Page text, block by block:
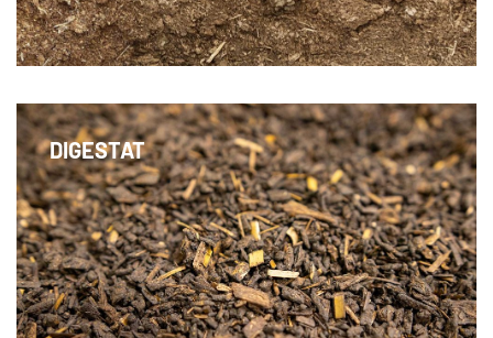
DIGESTAT